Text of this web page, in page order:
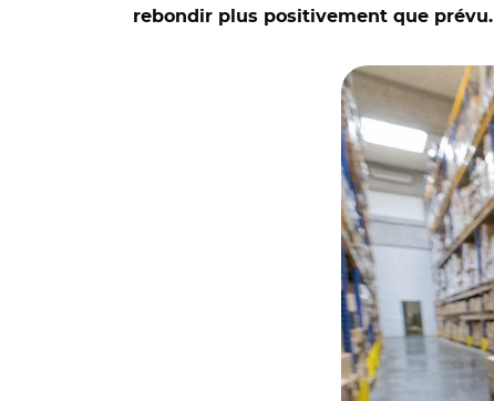
rebondir plus positivement que prévu.